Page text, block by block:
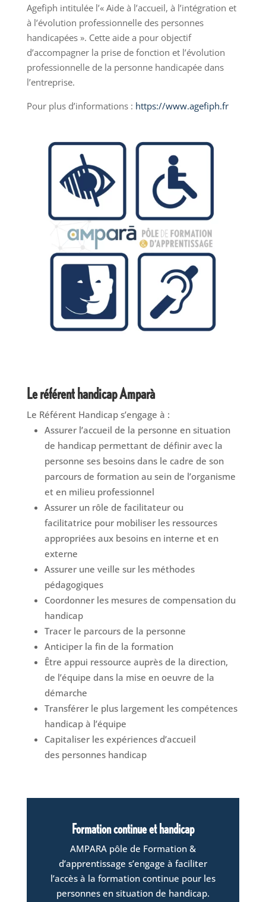
Agefiph intitulée l’« Aide à l’accueil, à l’intégration et
à l’évolution professionnelle des personnes
handicapées ». Cette aide a pour objectif
d’accompagner la prise de fonction et l’évolution
professionnelle de la personne handicapée dans
l’entreprise.
Pour plus d’informations : https://www.agefiph.fr
Le référent handicap Amparà
Le Référent Handicap s’engage à :
Assurer l’accueil de la personne en situation
de handicap permettant de définir avec la
personne ses besoins dans le cadre de son
parcours de formation au sein de l’organisme
et en milieu professionnel
Assurer un rôle de facilitateur ou
facilitatrice pour mobiliser les ressources
appropriées aux besoins en interne et en
externe
Assurer une veille sur les méthodes
pédagogiques
Coordonner les mesures de compensation du
handicap
Tracer le parcours de la personne
Anticiper la fin de la formation
Être appui ressource auprès de la direction,
de l’équipe dans la mise en oeuvre de la
démarche
Transférer le plus largement les compétences
handicap à l’équipe
Capitaliser les expériences d’accueil
des personnes handicap
Formation continue et handicap
AMPARA pôle de Formation &
d’apprentissage s’engage à faciliter
l’accès à la formation continue pour les
personnes en situation de handicap.